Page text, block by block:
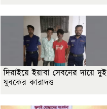
দিরাইয়ে ইয়াবা সেবনের দায়ে দুই
যুবকের কারাদণ্ড